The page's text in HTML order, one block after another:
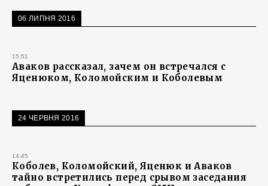
06 ЛИПНЯ 2016
15:51
Аваков рассказал, зачем он встречался с
Яценюком, Коломойским и Коболевым
24 ЧЕРВНЯ 2016
14:45
Коболев, Коломойский, Яценюк и Аваков
тайно встретились перед срывом заседания